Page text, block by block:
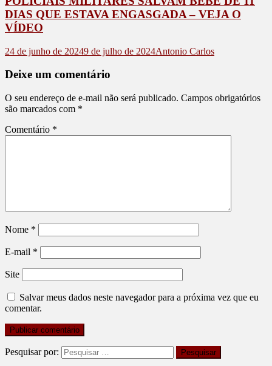
DIAS QUE ESTAVA ENGASGADA – VEJA O
VÍDEO
24 de junho de 20249 de julho de 2024Antonio Carlos
Deixe um comentário
O seu endereço de e-mail não será publicado. Campos obrigatórios
são marcados com *
Comentário *
Nome *
E-mail *
Site
Salvar meus dados neste navegador para a próxima vez que eu
comentar.
Pesquisar por: